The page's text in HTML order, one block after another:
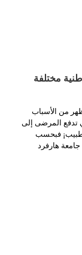
مختلفة
من الأسباب
تدفع المرضى إلى
فبحسب
هارفرد